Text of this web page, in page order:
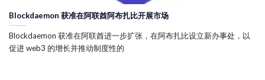
Blockdaemon 获准在阿联酋阿布扎比开展市场
Blockdaemon 获准在阿联酋进一步扩张，在阿布扎比设立新办事处，以
促进 web3 的增长并推动制度性的